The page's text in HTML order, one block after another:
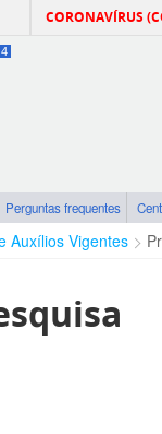
CORONAVÍRUS
4
Perguntas frequentes
Auxílios Vigentes